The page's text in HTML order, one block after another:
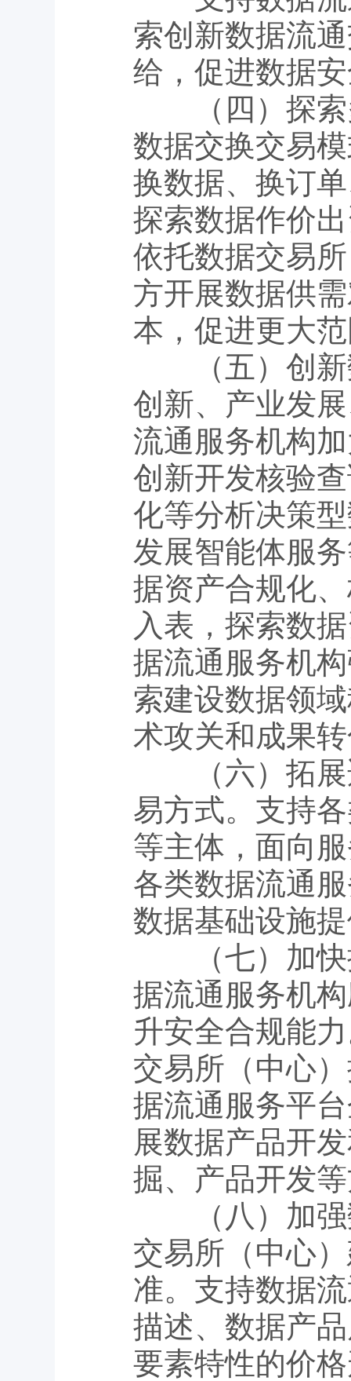
索创新数据流
给，促进数据
（四）探索
数据交换交易
换数据、换订
探索数据作价
依托数据交易
方开展数据供
本，促进更大
（五）创新
创新、产业发
流通服务机构
创新开发核验
化等分析决策
发展智能体服
据资产合规化
入表，探索数
据流通服务机
索建设数据领
术攻关和成果
（六）拓展
易方式。支持
等主体，面向
各类数据流通
数据基础设施
（七）加快
据流通服务机
升安全合规能
交易所（中心
据流通服务平
展数据产品开
掘、产品开发
（八）加强
交易所（中心
准。支持数据
描述、数据产
要素特性的价